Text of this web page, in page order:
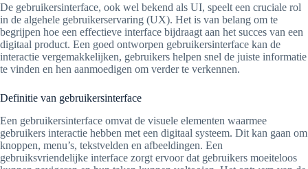
De gebruikersinterface, ook wel bekend als UI, speelt een cruciale rol
in de algehele gebruikerservaring (UX). Het is van belang om te
begrijpen hoe een effectieve interface bijdraagt aan het succes van een
digitaal product. Een goed ontworpen gebruikersinterface kan de
interactie vergemakkelijken, gebruikers helpen snel de juiste informatie
te vinden en hen aanmoedigen om verder te verkennen.
Definitie van gebruikersinterface
Een gebruikersinterface omvat de visuele elementen waarmee
gebruikers interactie hebben met een digitaal systeem. Dit kan gaan om
knoppen, menu’s, tekstvelden en afbeeldingen. Een
gebruiksvriendelijke interface zorgt ervoor dat gebruikers moeiteloos